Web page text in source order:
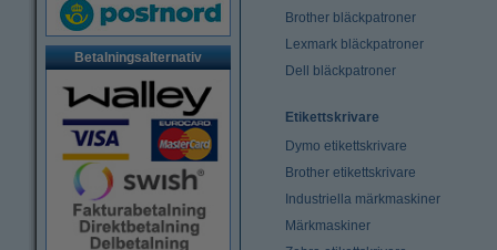
Betalningsalternativ
Brother bläckpatroner
Lexmark bläckpatroner
Dell bläckpatroner
Etikettskrivare
Dymo etikettskrivare
Brother etikettskrivare
Industriella märkmaskiner
Märkmaskiner